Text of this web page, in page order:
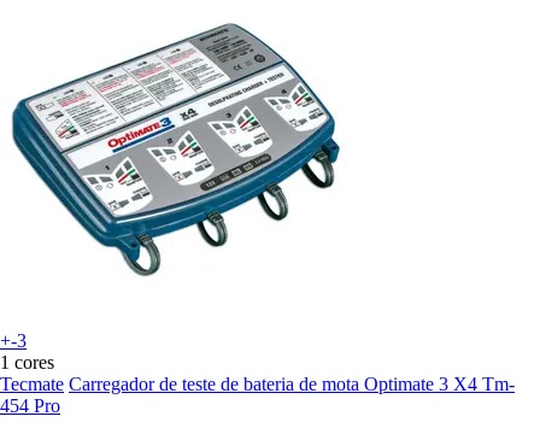
+-3
1 cores
Tecmate Carregador de teste de bateria de mota Optimate 3 X4 Tm-
454 Pro